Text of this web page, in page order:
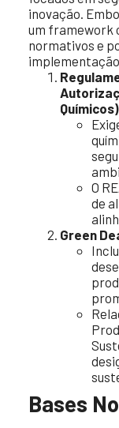
inovação.
um framework
normativos e
O
de
Green
Bases